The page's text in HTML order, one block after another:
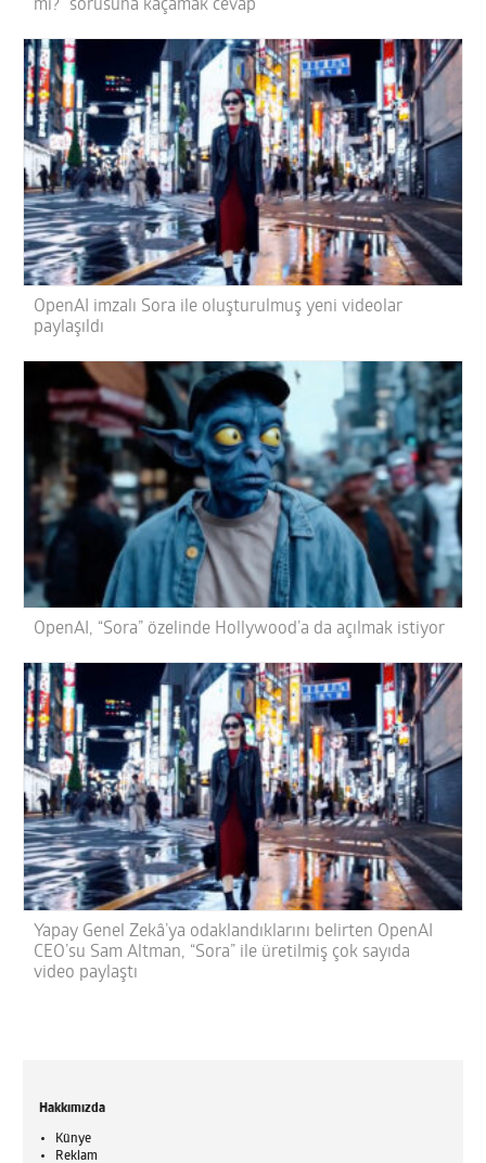
mi?” sorusuna kaçamak cevap
OpenAI imzalı Sora ile oluşturulmuş yeni videolar
paylaşıldı
OpenAI, “Sora” özelinde Hollywood’a da açılmak istiyor
Yapay Genel Zekâ’ya odaklandıklarını belirten OpenAI
CEO’su Sam Altman, “Sora” ile üretilmiş çok sayıda
video paylaştı
Hakkımızda
Künye
Reklam